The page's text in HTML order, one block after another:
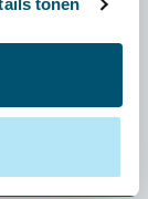
tonen
op de vloer